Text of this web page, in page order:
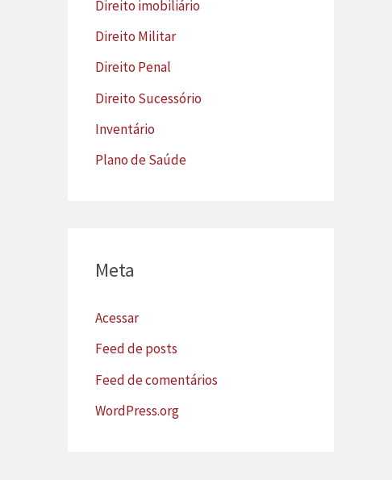
Direito imobiliário
Direito Militar
Direito Penal
Direito Sucessório
Inventário
Plano de Saúde
Meta
Acessar
Feed de posts
Feed de comentários
WordPress.org